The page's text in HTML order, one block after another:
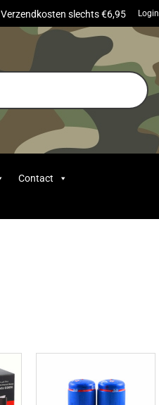
Verzendkosten slechts €6,95 Login
Contact